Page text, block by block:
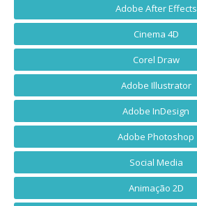
Adobe After Effects
Cinema 4D
Corel Draw
Adobe Illustrator
Adobe InDesign
Adobe Photoshop
Social Media
Animação 2D